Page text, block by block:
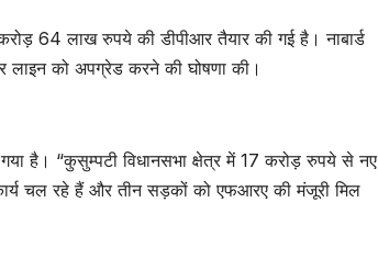
64 लाख रुपये की डीपीआर तैयार की गई है। नाबार्ड
लाइन को अपग्रेड करने की घोषणा की।
है। “कुसुम्पटी विधानसभा क्षेत्र में 17 करोड़ रुपये से नए
चल रहे हैं और तीन सड़कों को एफआरए की मंजूरी मिल